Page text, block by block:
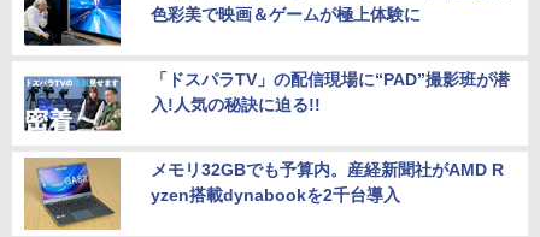
色彩美で映画＆ゲームが極上体験に
「ドスパラTV」の配信現場に“PAD”撮影班が潜
入!人気の秘訣に迫る!!
メモリ32GBでも予算内。産経新聞社がAMD R
yzen搭載dynabookを2千台導入